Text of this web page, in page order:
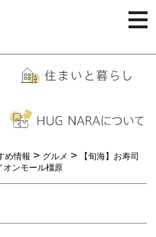
め情報 > グルメ >
【旬海】お寿司
オンモール橿原